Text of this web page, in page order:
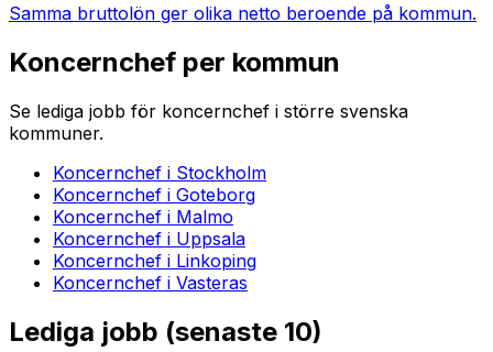
Samma bruttolön ger olika netto beroende på kommun.
Koncernchef per kommun
Se lediga jobb för koncernchef i större svenska
kommuner.
Koncernchef i Stockholm
Koncernchef i Goteborg
Koncernchef i Malmo
Koncernchef i Uppsala
Koncernchef i Linkoping
Koncernchef i Vasteras
Lediga jobb (senaste 10)